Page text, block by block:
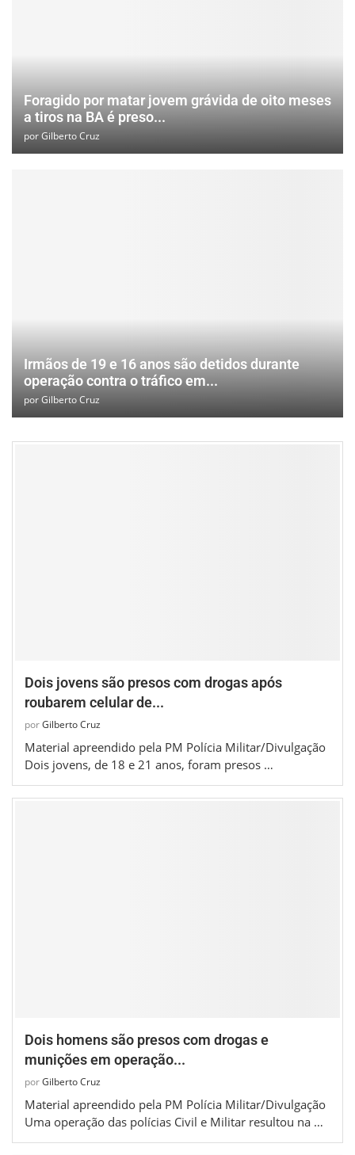
Foragido por matar jovem grávida de oito meses
a tiros na BA é preso...
porGilberto Cruz
Irmãos de 19 e 16 anos são detidos durante
operação contra o tráfico em...
porGilberto Cruz
Dois jovens são presos com drogas após
roubarem celular de...
porGilberto Cruz
Material apreendido pela PM Polícia Militar/Divulgação
Dois jovens, de 18 e 21 anos, foram presos …
Dois homens são presos com drogas e
munições em operação...
porGilberto Cruz
Material apreendido pela PM Polícia Militar/Divulgação
Uma operação das polícias Civil e Militar resultou na …